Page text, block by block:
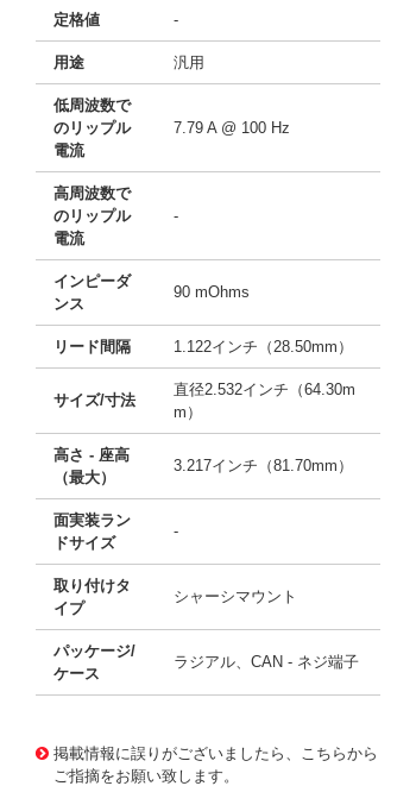
定格値 -
用途 汎用
低周波数で
のリップル
電流
7.79 A @ 100 Hz
高周波数で
のリップル
電流
-
インピーダ
ンス
90 mOhms
リード間隔 1.122インチ（28.50mm）
サイズ/寸法
直径2.532インチ（64.30m
m）
高さ - 座高
（最大）
3.217インチ（81.70mm）
面実装ラン
ドサイズ
-
取り付けタ
イプ
シャーシマウント
パッケージ/
ケース
ラジアル、CAN - ネジ端子
掲載情報に誤りがございましたら、こちらから
ご指摘をお願い致します。